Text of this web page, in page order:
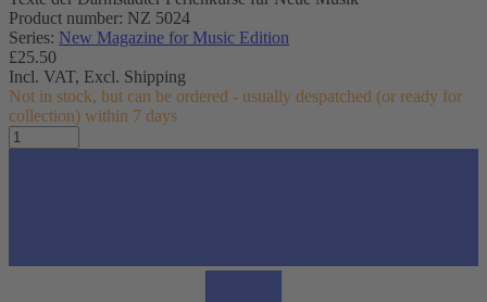
Product number: NZ 5024
Series: New Magazine for Music Edition
£25.50
Incl. VAT, Excl. Shipping
Not in stock, but can be ordered - usually despatched (or ready for
collection) within 7 days